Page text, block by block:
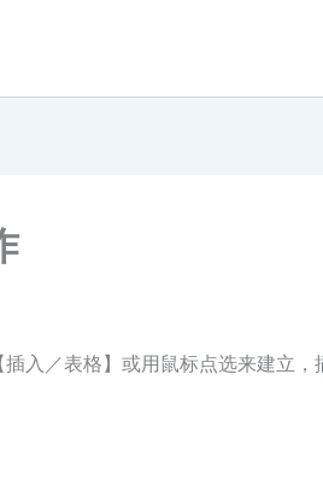
入／表格】或用鼠标点选来建立，